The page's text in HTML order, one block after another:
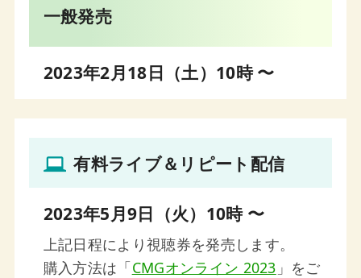
4月28日
「CMGフィナーレ 2023」曲目決定
4月7日
エリアス弦楽四重奏団 ベートーヴェン・サ
イクルへの期待
北村朋幹（ピアノ）インタビュー／ディスカ
4月7日
宮田大（チェロ） メッセージ／クロンベル
ク・アカデミー日本ツアー Ⅰ
一般発売
2023年2月18日（土）10時 〜
有料ライブ＆リピート配信
2023年5月9日（火）10時 〜
上記日程により視聴券を発売します。
購入方法は「CMGオンライン 2023 」をご